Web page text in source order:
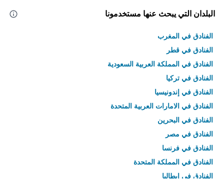
البلدان التي يبحث عنها مستخدمونا
الفنادق في المغرب
الفنادق في قطر
الفنادق في المملكة العربية السعودية
الفنادق في تركيا
الفنادق في إندونيسيا
الفنادق في الامارات العربية المتحدة
الفنادق في البحرين
الفنادق في مصر
الفنادق في فرنسا
الفنادق في المملكة المتحدة
الفنادق في إيطاليا